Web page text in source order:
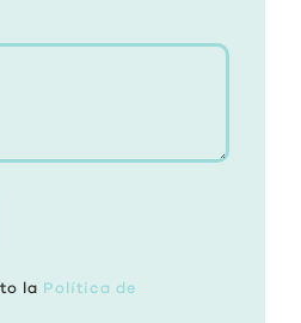
la Política de